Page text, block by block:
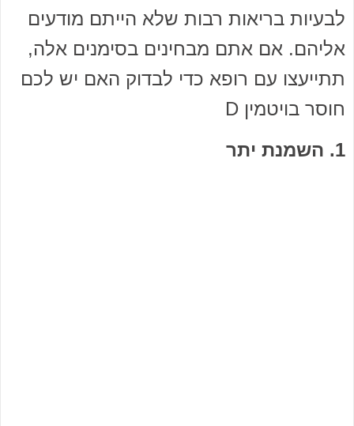
לבעיות בריאות רבות שלא הייתם מודעים
אליהם. אם אתם מבחינים בסימנים אלה,
תתייעצו עם רופא כדי לבדוק האם יש לכם
חוסר בויטמין D
1. השמנת יתר